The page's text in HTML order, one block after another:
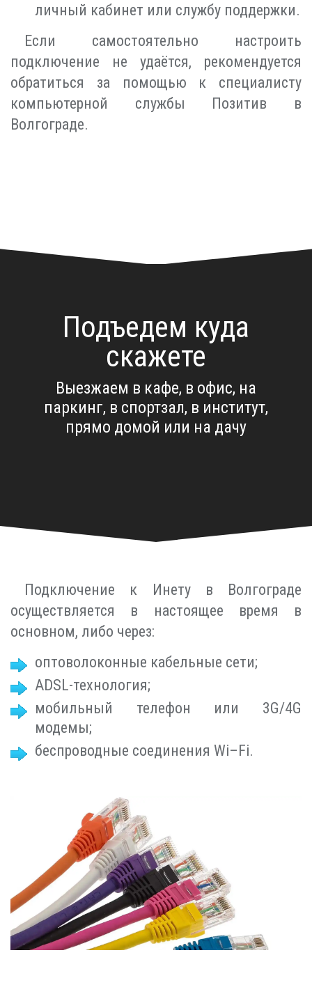
личный кабинет или службу поддержки.
Если самостоятельно настроить
подключение не удаётся, рекомендуется
обратиться за помощью к специалисту
компьютерной службы Позитив в
Волгограде.
Подъедем куда
скажете
Выезжаем в кафе, в офис, на
паркинг, в спортзал, в институт,
прямо домой или на дачу
Подключение к Инету в Волгограде
осуществляется в настоящее время в
основном, либо через:
оптоволоконные кабельные сети;
ADSL-технология;
мобильный телефон или 3G/4G
модемы;
беспроводные соединения Wi–Fi.